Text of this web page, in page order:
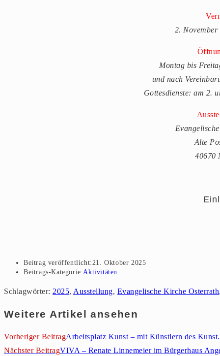
2.
Montag bis
und nach
Gottesdienste: am 2.
Alte
40670
Beitrag veröffentlicht:21. Oktober 2025
Beitrags-Kategorie:Aktivitäten
Schlagwörter: 2025, Ausstellung, Evangelische Kirche Osterrath
Weitere Artikel ansehen
Vorheriger BeitragArbeitsplatz Kunst – mit Künstlern des
Nächster BeitragVIVA – Renate Linnemeier im Bürgerhaus